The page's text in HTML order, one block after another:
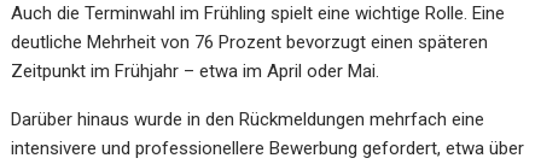
Auch die Terminwahl im Frühling spielt eine wichtige Rolle. Eine
deutliche Mehrheit von 76 Prozent bevorzugt einen späteren
Zeitpunkt im Frühjahr – etwa im April oder Mai.
Darüber hinaus wurde in den Rückmeldungen mehrfach eine
intensivere und professionellere Bewerbung gefordert, etwa über